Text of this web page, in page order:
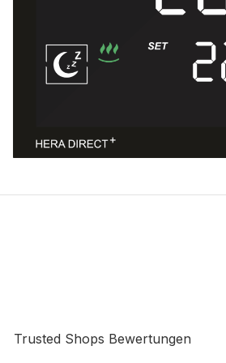
Trusted Shops Bewertungen